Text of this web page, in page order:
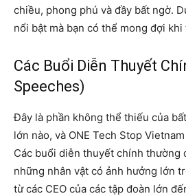
chiều, phong phú và đầy bất ngờ.
nổi bật mà bạn có thể mong đợi
Các Buổi Diễn Thuyết
Speeches)
Đây là phần không thể thiếu của
lớn nào, và ONE Tech Stop
Các buổi diễn thuyết chính thường
những nhân vật có ảnh hưởng lớn
từ các CEO của các tập đoàn lớn